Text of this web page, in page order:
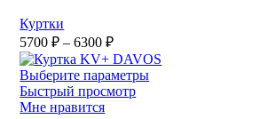
Куртки
5700₽ – 6300₽Диапазон
цен:
5700 ₽
–
Выберите параметры
Быстрый просмотр
Мне нравится